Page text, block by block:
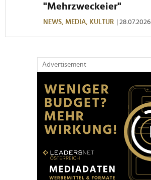
"Mehrzweckeier"
NEWS, MEDIA, KULTUR | 28.07.2026
Advertisement